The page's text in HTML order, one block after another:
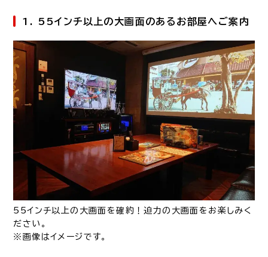
1. 55インチ以上の大画面のあるお部屋へご案内
55インチ以上の大画面を確約！迫力の大画面をお楽しみく
ださい。
※画像はイメージです。